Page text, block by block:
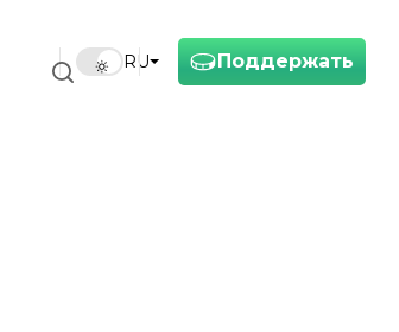
Поддержать
RU